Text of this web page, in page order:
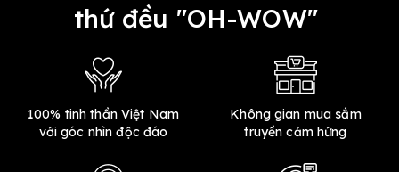
thứ đều "OH-WOW"
100% tinh thần Việt Nam
với góc nhìn độc đáo
Không gian mua sắm
truyền cảm hứng